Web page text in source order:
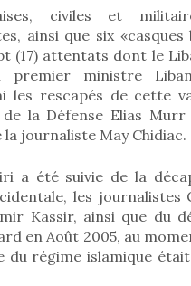
civiles et
ainsi que six
(17) attentats dont le
premier ministre
les rescapés de cette
la Défense Elias
journaliste May Chidiac.
a été suivie de la
les
Kassir, ainsi que du
en Août 2005, au
du régime islamique